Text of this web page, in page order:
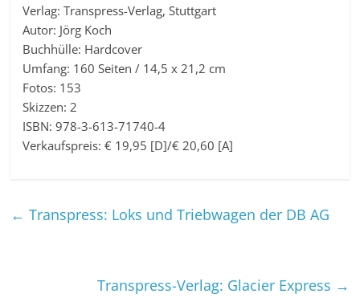
Verlag: Transpress-Verlag, Stuttgart
Autor: Jörg Koch
Buchhülle: Hardcover
Umfang: 160 Seiten / 14,5 x 21,2 cm
Fotos: 153
Skizzen: 2
ISBN: 978-3-613-71740-4
Verkaufspreis: € 19,95 [D]/€ 20,60 [A]
← Transpress: Loks und Triebwagen der DB AG
Transpress-Verlag: Glacier Express →